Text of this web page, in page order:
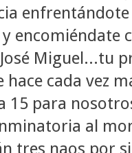
encomiéndate
Miguel...tu
hace cada vez
15 para
al
tres naos por